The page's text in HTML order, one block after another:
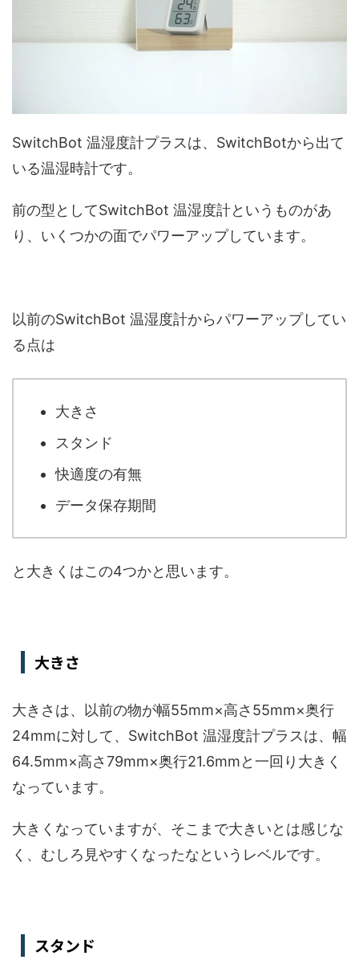
SwitchBot 温湿度計プラスは、SwitchBotから出て
いる温湿時計です。
前の型としてSwitchBot 温湿度計というものがあ
り、いくつかの面でパワーアップしています。
以前のSwitchBot 温湿度計からパワーアップしてい
る点は
大きさ
スタンド
快適度の有無
データ保存期間
と大きくはこの4つかと思います。
大きさ
大きさは、以前の物が幅55mm×高さ55mm×奥行
24mmに対して、SwitchBot 温湿度計プラスは、幅
64.5mm×高さ79mm×奥行21.6mmと一回り大きく
なっています。
大きくなっていますが、そこまで大きいとは感じな
く、むしろ見やすくなったなというレベルです。
スタンド